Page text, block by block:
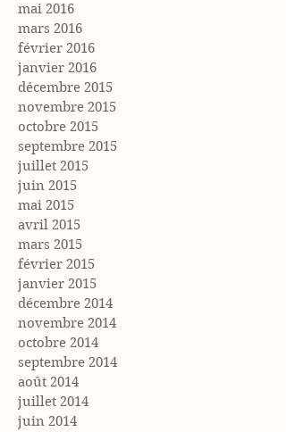
mai 2016
mars 2016
février 2016
janvier 2016
décembre 2015
novembre 2015
octobre 2015
septembre 2015
juillet 2015
juin 2015
mai 2015
avril 2015
mars 2015
février 2015
janvier 2015
décembre 2014
novembre 2014
octobre 2014
septembre 2014
août 2014
juillet 2014
juin 2014